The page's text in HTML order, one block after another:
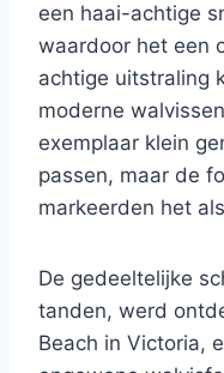
een haai-achtige
waardoor het een
achtige uitstraling
moderne
exemplaar klein
passen, maar de
markeerden het
De gedeeltelijke
tanden, werd
Beach in Victoria,